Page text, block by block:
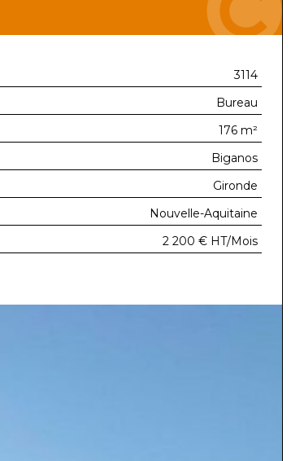
3114
Bureau
176 m²
Biganos
Gironde
Nouvelle-Aquitaine
2 200 € HT/Mois